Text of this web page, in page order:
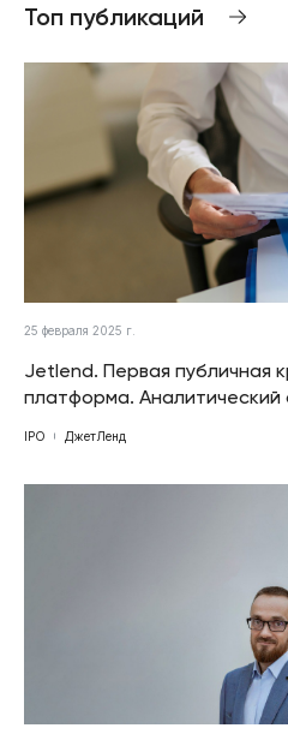
Топ публикаций
25 февраля 2025 г.
Jetlend. Первая публичная
платформа. Аналитический
IPO ДжетЛенд